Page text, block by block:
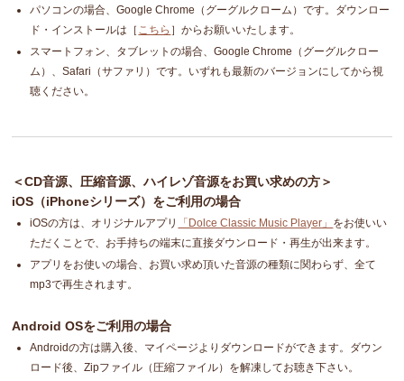
パソコンの場合、Google Chrome（グーグルクローム）です。ダウンロー
ド・インストールは［ こちら ］からお願いいたします。
スマートフォン、タブレットの場合、Google Chrome（グーグルクロー
ム）、Safari（サファリ）です。いずれも最新のバージョンにしてから視
聴ください。
＜CD音源、圧縮音源、ハイレゾ音源をお買い求めの方＞
iOS（iPhoneシリーズ）をご利用の場合
iOSの方は、オリジナルアプリ 「Dolce Classic Music Player」 をお使いい
ただくことで、お手持ちの端末に直接ダウンロード・再生が出来ます。
アプリをお使いの場合、お買い求め頂いた音源の種類に関わらず、全て
mp3で再生されます。
Android OSをご利用の場合
Androidの方は購入後、マイページよりダウンロードができます。ダウン
ロード後、Zipファイル（圧縮ファイル）を解凍してお聴き下さい。